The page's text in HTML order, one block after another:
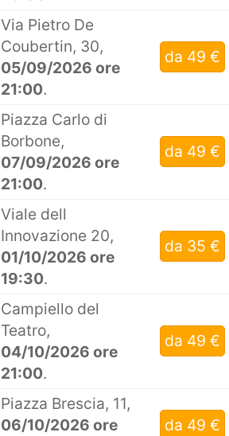
Via Pietro De
Coubertin, 30,
05/09/2026 ore
21:00.
da 49 €
Piazza Carlo di
Borbone,
07/09/2026 ore
21:00.
da 49 €
Viale dell
Innovazione 20,
01/10/2026 ore
19:30.
da 35 €
Campiello del
Teatro,
04/10/2026 ore
21:00.
da 49 €
Piazza Brescia, 11,
06/10/2026 ore
da 49 €